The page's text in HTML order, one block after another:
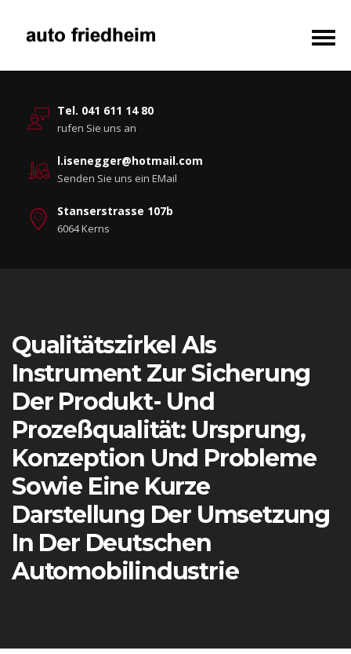
Tel. 041 611 14 80
rufen Sie uns an
l.isenegger@hotmail.com
Senden Sie uns ein EMail
Stanserstrasse 107b
6064 Kerns
Qualitätszirkel Als
Instrument Zur Sicherung
Der Produkt- Und
Prozeßqualität: Ursprung,
Konzeption Und Probleme
Sowie Eine Kurze
Darstellung Der Umsetzung
In Der Deutschen
Automobilindustrie